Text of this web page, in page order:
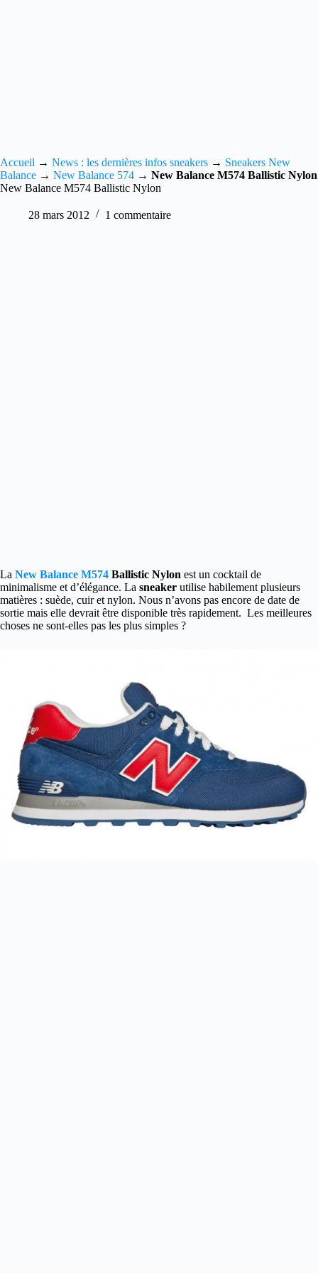
Accueil → News : les dernières infos sneakers → Sneakers New
Balance → New Balance 574 → New Balance M574 Ballistic Nylon
New Balance M574 Ballistic Nylon
28 mars 2012 1 commentaire
La New Balance M574 Ballistic Nylon est un cocktail de
minimalisme et d’élégance. La sneaker utilise habilement plusieurs
matières : suède, cuir et nylon. Nous n’avons pas encore de date de
sortie mais elle devrait être disponible très rapidement. Les meilleures
choses ne sont-elles pas les plus simples ?